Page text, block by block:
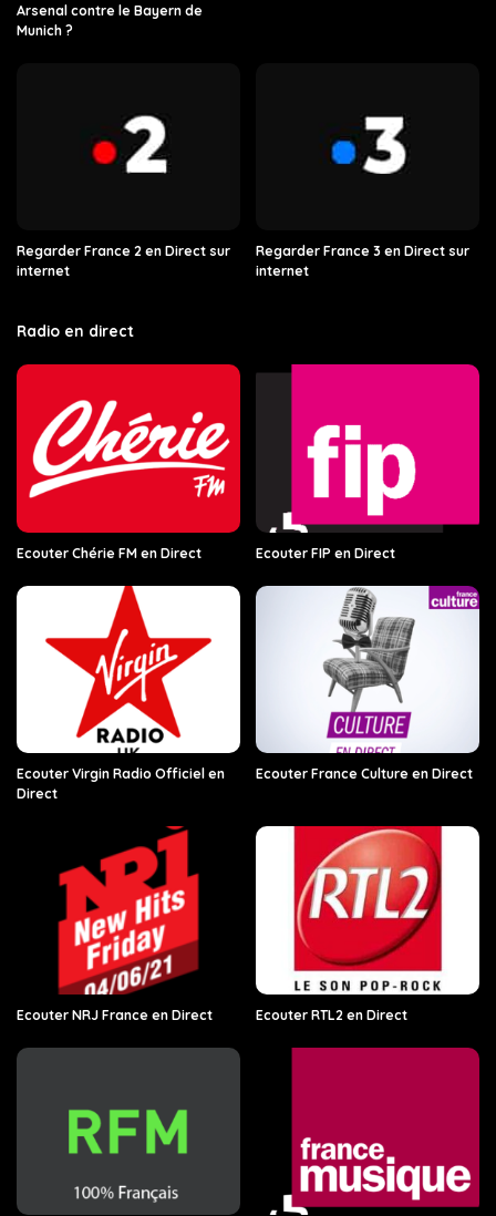
Arsenal contre le Bayern de
Munich ?
Regarder France 2 en Direct sur
internet
Regarder France 3 en Direct sur
internet
Radio en direct
Ecouter Chérie FM en Direct Ecouter FIP en Direct
Ecouter Virgin Radio Officiel en
Direct
Ecouter France Culture en Direct
Ecouter NRJ France en Direct Ecouter RTL2 en Direct